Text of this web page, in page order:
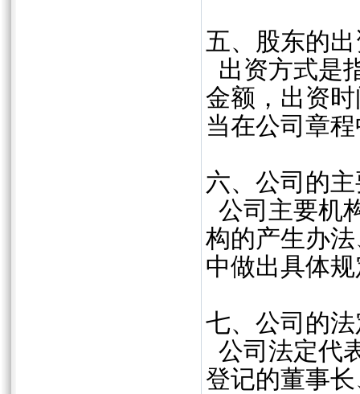
五、股东的
出资方式是
金额，出资
当在公司章
六、公司的
公司主要机
构的产生办
中做出具体
七、公司的
公司法定代
登记的董事